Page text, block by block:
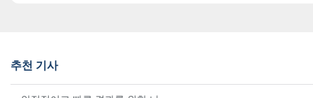
추천 기사